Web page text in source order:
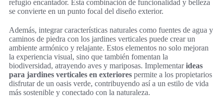
refugio encantador. Esta combinación de funcionalidad y belleza
se convierte en un punto focal del diseño exterior.
Además, integrar características naturales como fuentes de agua y
caminos de piedra con los jardines verticales puede crear un
ambiente armónico y relajante. Estos elementos no solo mejoran
la experiencia visual, sino que también fomentan la
biodiversidad, atrayendo aves y mariposas. Implementarideas
para jardines verticales en exteriores permite a los propietarios
disfrutar de un oasis verde, contribuyendo así a un estilo de vida
más sostenible y conectado con la naturaleza.